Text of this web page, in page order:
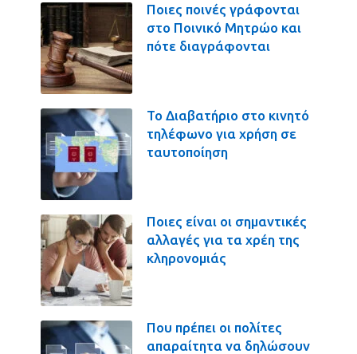
Ποιες ποινές γράφονται
στο Ποινικό Μητρώο και
πότε διαγράφονται
Το Διαβατήριο στο κινητό
τηλέφωνο για χρήση σε
ταυτοποίηση
Ποιες είναι οι σημαντικές
αλλαγές για τα χρέη της
κληρονομιάς
Που πρέπει οι πολίτες
απαραίτητα να δηλώσουν